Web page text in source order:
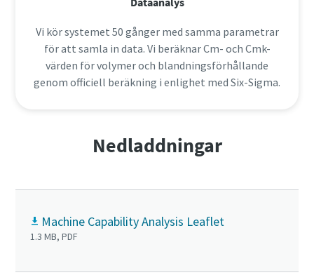
Vi kör systemet 50 gånger med samma parametrar
för att samla in data. Vi beräknar Cm- och Cmk-
värden för volymer och blandningsförhållande
genom officiell beräkning i enlighet med Six-Sigma.
Nedladdningar
Machine Capability Analysis Leaflet
1.3 MB, PDF